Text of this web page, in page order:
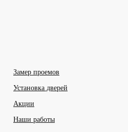
Замер проемов
Установка дверей
Акции
Наши работы